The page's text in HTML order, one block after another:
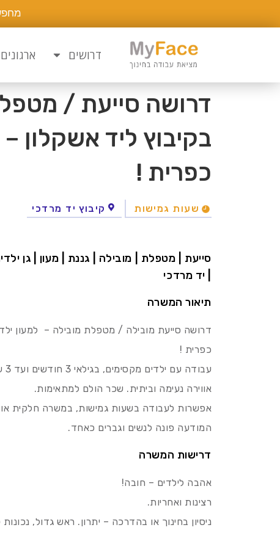
דרושים ארגונים
דרושה סייעת /
בקיבוץ ליד אשקלון
כפרית !
שעות גמישות קיבוץ יד מרדכי
סייעת | מטפלת | מובילה | גננת | מעון | גן
| יד מרדכי
תיאור המשרה
דרושה סייעת מובילה / מטפלת מובילה – למעון
כפרית !
עבודה עם ילדים מקסימים, בגילאי 3 חודשים ועד 3 שנים, ב-3 קבוצות גיל.
אווירה נעימה וביתית. שכר הולם למתאימות.
אפשרות לעבודה בשעות גמישות, במשרה חלקית
המודעה פונה לנשים וגברים כאחד.
דרישות המשרה
אהבה לילדים – חובה!
רצינות ואחריות.
ניסיון בחינוך או בהדרכה – יתרון. ראש גדול,